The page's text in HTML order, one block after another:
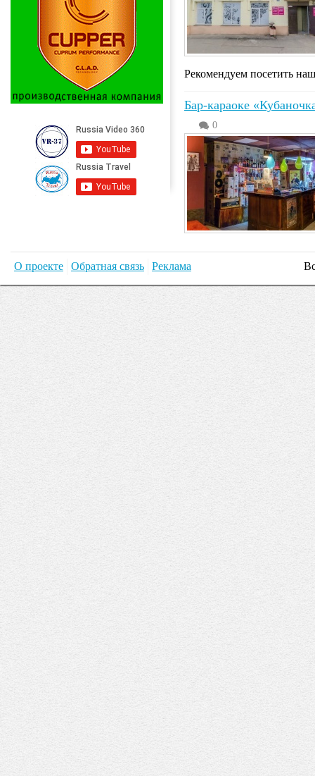
Рекомендуем посетить
Бар-караоке
0
О проекте Обратная связь Реклама